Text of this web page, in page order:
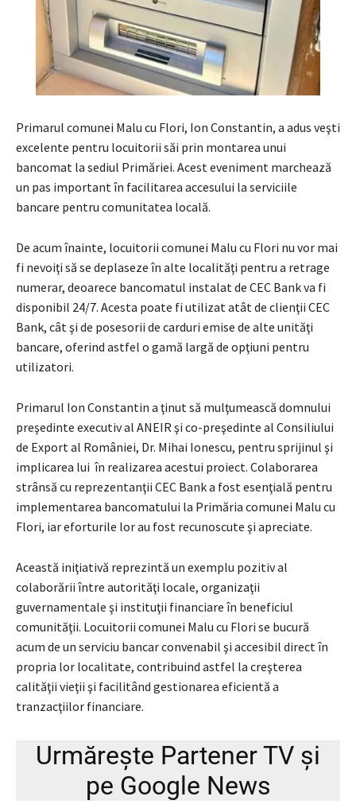
Primarul comunei Malu cu Flori, Ion Constantin, a adus veşti
excelente pentru locuitorii săi prin montarea unui
bancomat la sediul Primăriei. Acest eveniment marchează
un pas important în facilitarea accesului la serviciile
bancare pentru comunitatea locală.
De acum înainte, locuitorii comunei Malu cu Flori nu vor mai
fi nevoiţi să se deplaseze în alte localităţi pentru a retrage
numerar, deoarece bancomatul instalat de CEC Bank va fi
disponibil 24/7. Acesta poate fi utilizat atât de clienţii CEC
Bank, cât şi de posesorii de carduri emise de alte unităţi
bancare, oferind astfel o gamă largă de opţiuni pentru
utilizatori.
Primarul Ion Constantin a ţinut să mulţumească domnului
preşedinte executiv al ANEIR şi co-preşedinte al Consiliului
de Export al României, Dr. Mihai Ionescu, pentru sprijinul şi
implicarea lui în realizarea acestui proiect. Colaborarea
strânsă cu reprezentanţii CEC Bank a fost esenţială pentru
implementarea bancomatului la Primăria comunei Malu cu
Flori, iar eforturile lor au fost recunoscute şi apreciate.
Această iniţiativă reprezintă un exemplu pozitiv al
colaborării între autorităţi locale, organizaţii
guvernamentale şi instituţii financiare în beneficiul
comunităţii. Locuitorii comunei Malu cu Flori se bucură
acum de un serviciu bancar convenabil şi accesibil direct în
propria lor localitate, contribuind astfel la creşterea
calităţii vieţii şi facilitând gestionarea eficientă a
tranzacţiilor financiare.
Urmărește Partener TV și
pe Google News